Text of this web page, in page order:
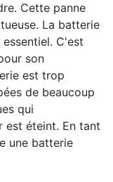
Cette panne
La batterie
C'est
son
est trop
de beaucoup
qui
est éteint. En tant
une batterie